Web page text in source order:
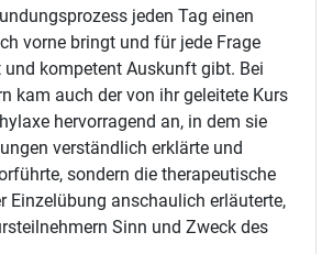
jeden Tag einen
vorne bringt und für jede Frage
kompetent Auskunft gibt. Bei
kam auch der von ihr geleitete Kurs
hervorragend an, in dem sie
verständlich erklärte und
sondern die therapeutische
Einzelübung anschaulich erläuterte,
Sinn und Zweck des